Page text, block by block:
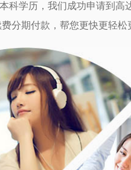
科学历，我们成功申请到高
费分期付款，帮您更快更轻松